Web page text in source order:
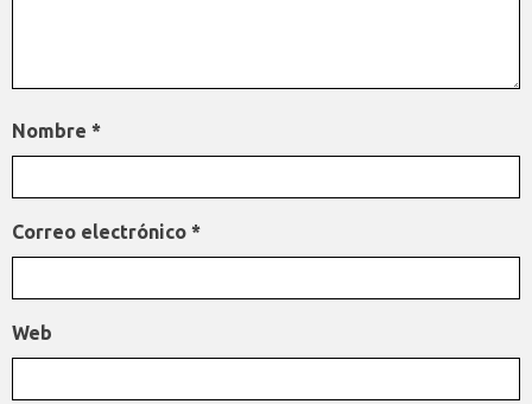
Nombre *
Correo electrónico *
Web